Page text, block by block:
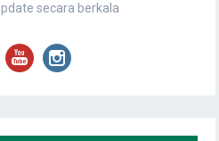
secara berkala